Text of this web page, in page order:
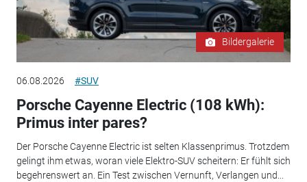
Bildergalerie
06.08.2026 #SUV
Porsche Cayenne Electric (108 kWh):
Primus inter pares?
Der Porsche Cayenne Electric ist selten Klassenprimus. Trotzdem
gelingt ihm etwas, woran viele Elektro-SUV scheitern: Er fühlt sich
begehrenswert an. Ein Test zwischen Vernunft, Verlangen und...